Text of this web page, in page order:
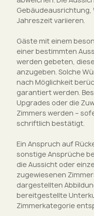
Jahreszeit variieren.
Gäste mit einem
einer bestimmten
werden gebeten,
anzugeben. Solche
nach Möglichkeit
garantiert werden.
Upgrades oder die
Zimmers werden –
schriftlich bestätigt.
Ein Anspruch auf
sonstige Ansprüche
die Aussicht oder
zugewiesenen
dargestellten
bereitgestellte
Zimmerkategorie